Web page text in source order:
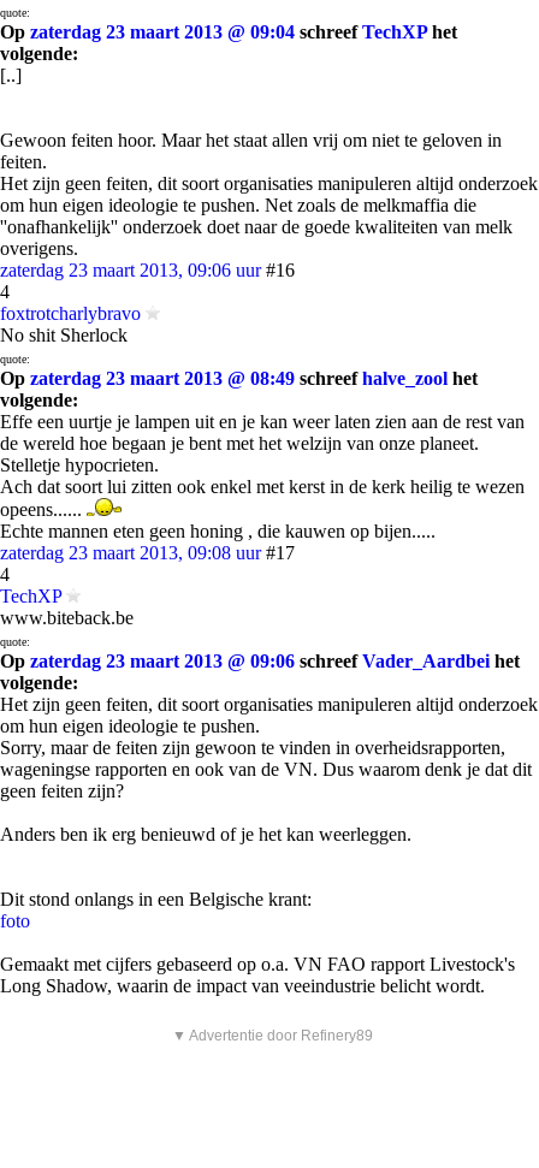
quote:
Op zaterdag 23 maart 2013 @ 09:04 schreefTechXPhet
volgende:
[..]
Gewoon feiten hoor. Maar het staat allen vrij om niet te geloven in
feiten.
Het zijn geen feiten, dit soort organisaties manipuleren altijd onderzoek
om hun eigen ideologie te pushen. Net zoals de melkmaffia die
''onafhankelijk'' onderzoek doet naar de goede kwaliteiten van melk
overigens.
zaterdag 23 maart 2013, 09:06 uur #16
4
foxtrotcharlybravo
No shit Sherlock
quote:
Op zaterdag 23 maart 2013 @ 08:49 schreefhalve_zool het
volgende:
Effe een uurtje je lampen uit en je kan weer laten zien aan de rest van
de wereld hoe begaan je bent met het welzijn van onze planeet.
Stelletje hypocrieten.
Ach dat soort lui zitten ook enkel met kerst in de kerk heilig te wezen
opeens......
Echte mannen eten geen honing , die kauwen op bijen.....
zaterdag 23 maart 2013, 09:08 uur #17
4
TechXP
www.biteback.be
quote:
Op zaterdag 23 maart 2013 @ 09:06 schreefVader_Aardbei het
volgende:
Het zijn geen feiten, dit soort organisaties manipuleren altijd onderzoek
om hun eigen ideologie te pushen.
Sorry, maar de feiten zijn gewoon te vinden in overheidsrapporten,
wageningse rapporten en ook van de VN. Dus waarom denk je dat dit
geen feiten zijn?
Anders ben ik erg benieuwd of je het kan weerleggen.
Dit stond onlangs in een Belgische krant:
foto
Gemaakt met cijfers gebaseerd op o.a. VN FAO rapport Livestock's
Long Shadow, waarin de impact van veeindustrie belicht wordt.
▼ Advertentie door Refinery89